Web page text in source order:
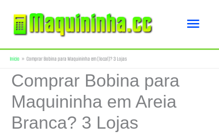
para
conteúdo
Início Comprar Bobina para Maquininha em [local]? 3 Lojas
Comprar Bobina para
Maquininha em Areia
Branca? 3 Lojas